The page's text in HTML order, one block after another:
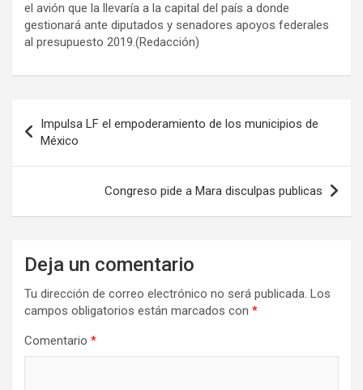
el avión que la llevaría a la capital del país a donde
gestionará ante diputados y senadores apoyos federales
al presupuesto 2019.(Redacción)
de
entradas
Impulsa LF el empoderamiento de los municipios de
México
Congreso pide a Mara disculpas publicas
Deja un comentario
Tu dirección de correo electrónico no será publicada. Los
campos obligatorios están marcados con *
Comentario *